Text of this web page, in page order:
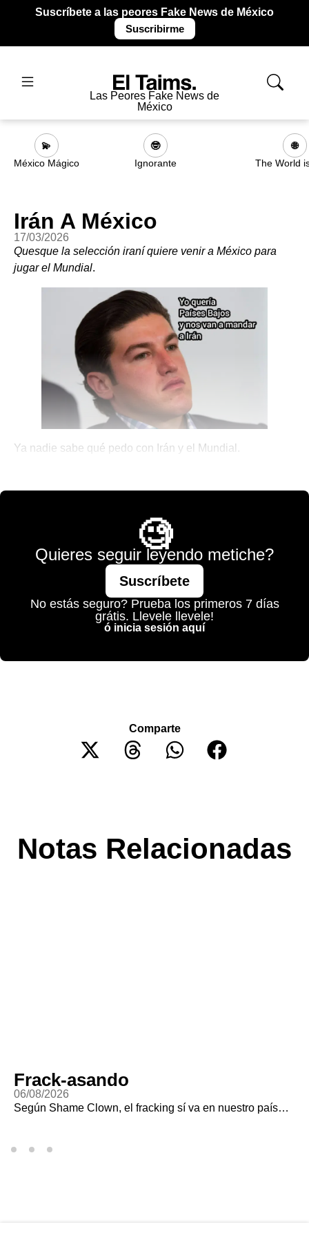
Suscríbete a las peores Fake News de México
Suscribirme
Las Peores Fake News de
México
💫
México Mágico
🤓
Ignorante
🌐
The World
Irán A México
17/03/2026
Quesque la selección iraní quiere venir a México para
jugar el Mundial.
Ya nadie sabe qué pedo con Irán y el Mundial.
🧐
Quieres seguir leyendo metiche?
Suscríbete
No estás seguro? Prueba los primeros 7 días
grátis. Llevele llevele!
ó inicia sesión aquí
Comparte
Notas Relacionadas
Frack-asando
06/08/2026
Según Shame Clown, el fracking sí va en nuestro país…